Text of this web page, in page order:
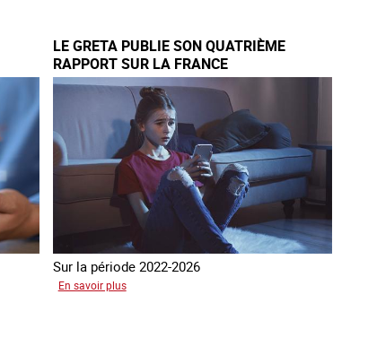
après
la
loi
du
13
avril
2016
LE GRETA PUBLIE SON QUATRIÈME
RAPPORT SUR LA FRANCE
Sur la période 2022-2026
En savoir plussur